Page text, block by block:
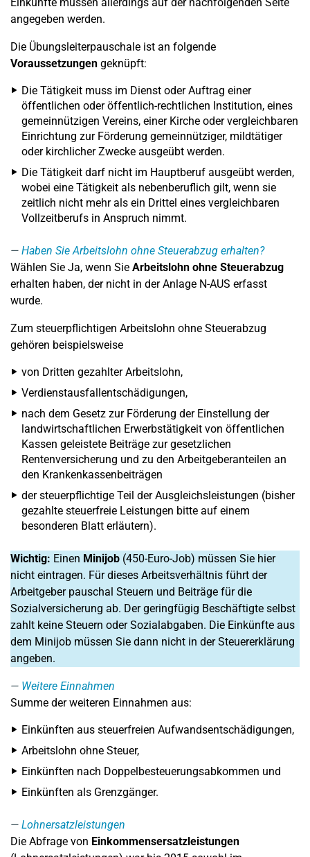
angegeben werden.
Die Übungsleiterpauschale ist an folgende
Voraussetzungen geknüpft:
Die Tätigkeit muss im Dienst oder Auftrag einer
öffentlichen oder öffentlich-rechtlichen Institution, eines
gemeinnützigen Vereins, einer Kirche oder vergleichbaren
Einrichtung zur Förderung gemeinnütziger, mildtätiger
oder kirchlicher Zwecke ausgeübt werden.
Die Tätigkeit darf nicht im Hauptberuf ausgeübt werden,
wobei eine Tätigkeit als nebenberuflich gilt, wenn sie
zeitlich nicht mehr als ein Drittel eines vergleichbaren
Vollzeitberufs in Anspruch nimmt.
Haben Sie Arbeitslohn ohne Steuerabzug erhalten?
Wählen Sie Ja, wenn Sie Arbeitslohn ohne Steuerabzug
erhalten haben, der nicht in der Anlage N-AUS erfasst
wurde.
Zum steuerpflichtigen Arbeitslohn ohne Steuerabzug
gehören beispielsweise
von Dritten gezahlter Arbeitslohn,
Verdienstausfallentschädigungen,
nach dem Gesetz zur Förderung der Einstellung der
landwirtschaftlichen Erwerbstätigkeit von öffentlichen
Kassen geleistete Beiträge zur gesetzlichen
Rentenversicherung und zu den Arbeitgeberanteilen an
den Krankenkassenbeiträgen
der steuerpflichtige Teil der Ausgleichsleistungen (bisher
gezahlte steuerfreie Leistungen bitte auf einem
besonderen Blatt erläutern).
Wichtig: Einen Minijob (450-Euro-Job) müssen Sie hier
nicht eintragen. Für dieses Arbeitsverhältnis führt der
Arbeitgeber pauschal Steuern und Beiträge für die
Sozialversicherung ab. Der geringfügig Beschäftigte selbst
zahlt keine Steuern oder Sozialabgaben. Die Einkünfte aus
dem Minijob müssen Sie dann nicht in der Steuererklärung
angeben.
Weitere Einnahmen
Summe der weiteren Einnahmen aus:
Einkünften aus steuerfreien Aufwandsentschädigungen,
Arbeitslohn ohne Steuer,
Einkünften nach Doppelbesteuerungsabkommen und
Einkünften als Grenzgänger.
Lohnersatzleistungen
Die Abfrage von Einkommensersatzleistungen